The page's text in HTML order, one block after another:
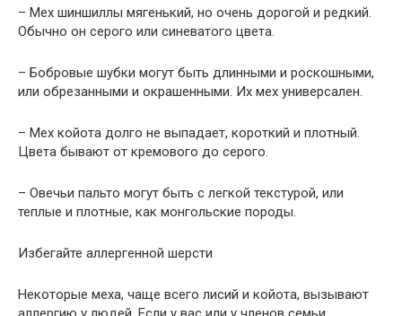
– Мех шиншиллы мягенький, но очень дорогой и редкий.
Обычно он серого или синеватого цвета.
– Бобровые шубки могут быть длинными и роскошными,
или обрезанными и окрашенными. Их мех универсален.
– Мех койота долго не выпадает, короткий и плотный.
Цвета бывают от кремового до серого.
– Овечьи пальто могут быть с легкой текстурой, или
теплые и плотные, как монгольские породы.
Избегайте аллергенной шерсти
Некоторые меха, чаще всего лисий и койота, вызывают